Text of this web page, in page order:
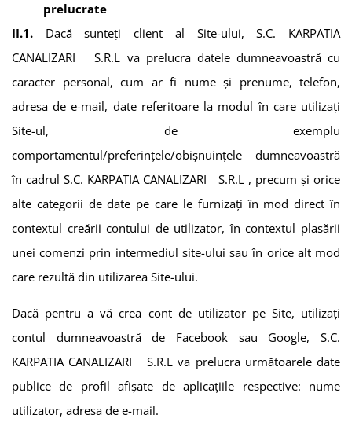
prelucrate
II.1. Dacă sunteți client al Site-ului,S.C. KARPATIA
CANALIZARI S.R.L va prelucra datele dumneavoastră cu
caracter personal, cum ar fi nume şi prenume, telefon,
adresa de e-mail, date referitoare la modul în care utilizați
Site-ul, de exemplu
comportamentul/preferinţele/obişnuințele dumneavoastră
în cadrul S.C. KARPATIA CANALIZARI S.R.L , precum și orice
alte categorii de date pe care le furnizați în mod direct în
contextul creării contului de utilizator, în contextul plasării
unei comenzi prin intermediul site-ului sau în orice alt mod
care rezultă din utilizarea Site-ului.
Dacă pentru a vă crea cont de utilizator pe Site, utilizați
contul dumneavoastră de Facebook sau Google, S.C.
KARPATIA CANALIZARI S.R.L va prelucra următoarele date
publice de profil afişate de aplicaţiile respective: nume
utilizator, adresa de e-mail.